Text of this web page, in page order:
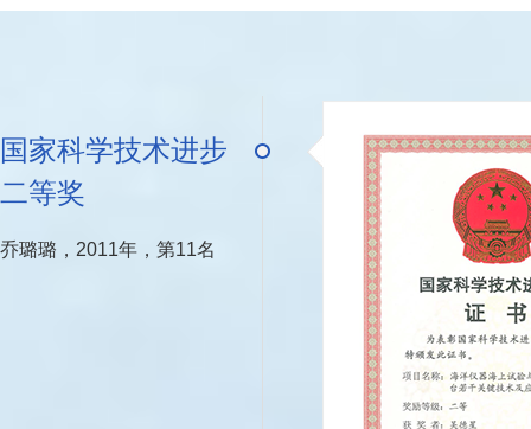
国家科学技术进步
二等奖
乔璐璐，2011年，第11名